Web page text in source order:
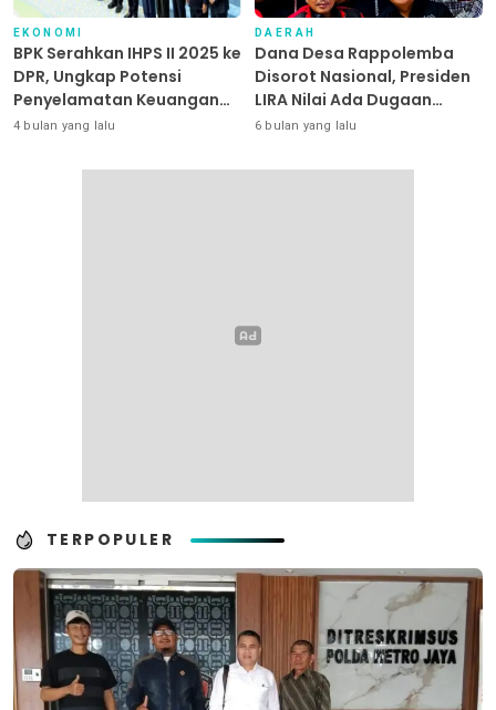
EKONOMI
BPK Serahkan IHPS II 2025 ke
DPR, Ungkap Potensi
Penyelamatan Keuangan
Negara Puluhan Triliun
4 bulan yang lalu
DAERAH
Dana Desa Rappolemba
Disorot Nasional, Presiden
LIRA Nilai Ada Dugaan
Abuse of Power
6 bulan yang lalu
TERPOPULER